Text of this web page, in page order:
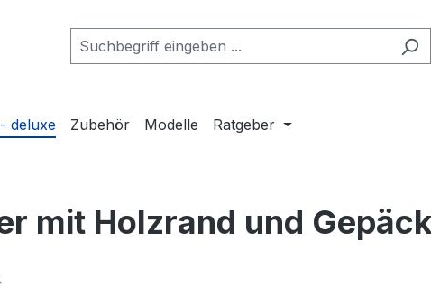
deluxe Zubehör Modelle Ratgeber
mit Holzrand und